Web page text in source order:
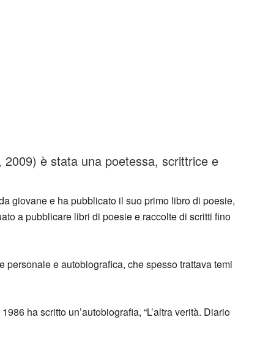
è stata una poetessa, scrittrice e
giovane e ha pubblicato il suo primo libro di poesie,
a pubblicare libri di poesie e raccolte di scritti fino
e autobiografica, che spesso trattava temi
ha scritto un’autobiografia, “L’altra verità. Diario